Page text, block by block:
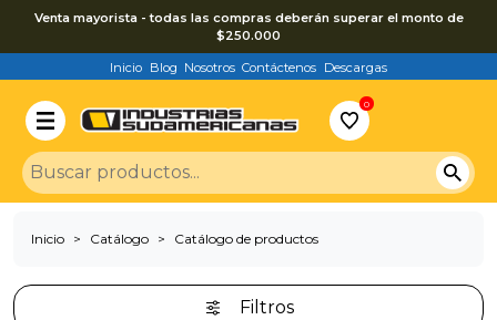
Venta mayorista - todas las compras deberán superar el monto de
$250.000
Inicio Blog Nosotros Contáctenos Descargas
0
Inicio Catálogo Catálogo de productos
Filtros